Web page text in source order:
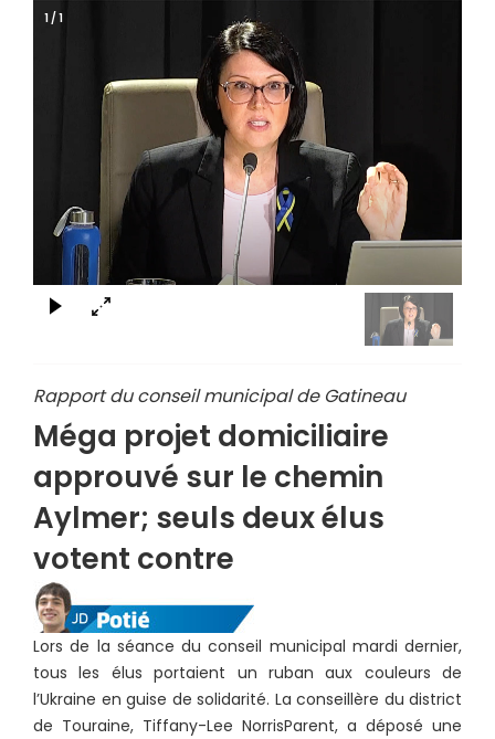
×
1 /1
Rapport du conseil municipal de Gatineau
Méga projet domiciliaire
approuvé sur le chemin
Aylmer; seuls deux élus
votent contre
Lors de la séance du conseil municipal mardi dernier,
tous les élus portaient un ruban aux couleurs de
l’Ukraine en guise de solidarité. La conseillère du district
de Touraine, Tiffany-Lee NorrisParent, a déposé une